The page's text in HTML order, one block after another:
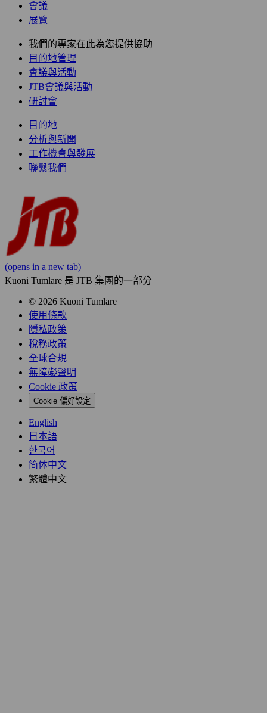
會議
展覽
我們的專家在此為您提供協助
目的地管理
會議與活動
JTB會議與活動
研討會
目的地
分析與新聞
工作機會與發展
聯繫我們
(opens in a new tab)
Kuoni Tumlare 是 JTB 集團的一部分
© 2026 Kuoni Tumlare
使用條款
隱私政策
稅務政策
全球合規
無障礙聲明
Cookie 政策
Cookie 偏好設定
English
日本語
한국어
简体中文
繁體中文